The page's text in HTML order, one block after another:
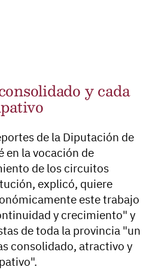
y cada
de la Diputación de
en la vocación de
de los circuitos
explicó, quiere
este trabajo
y crecimiento" y
de toda la provincia "un
consolidado, atractivo y